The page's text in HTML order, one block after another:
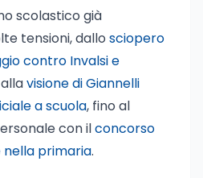
scolastico già
tensioni, dallo sciopero
contro Invalsi e
allavisione di Giannelli
a scuola, fino al
con ilconcorso
nella primaria.